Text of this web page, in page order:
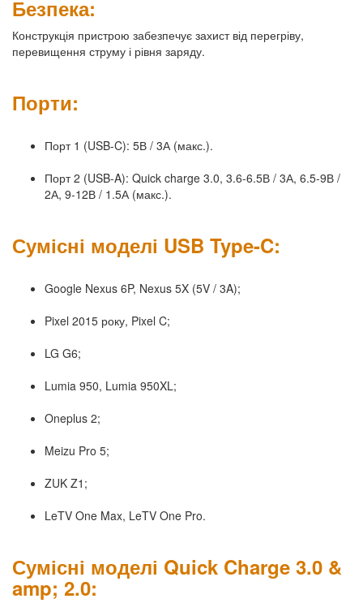
Безпека:
Конструкція пристрою забезпечує захист від перегріву,
перевищення струму і рівня заряду.
Порти:
Порт 1 (USB-C): 5В / 3А (макс.).
Порт 2 (USB-A): Quick charge 3.0, 3.6-6.5В / 3А, 6.5-9В /
2А, 9-12В / 1.5А (макс.).
Сумісні моделі USB Type-C:
Google Nexus 6P, Nexus 5X (5V / 3A);
Pixel 2015 року, Pixel C;
LG G6;
Lumia 950, Lumia 950XL;
Oneplus 2;
Meizu Pro 5;
ZUK Z1;
LeTV One Max, LeTV One Pro.
Сумісні моделі Quick Charge 3.0 &
amp; 2.0: